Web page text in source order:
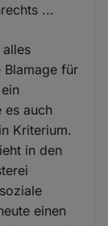
...
Blamage für
es auch
Kriterium.
in den
einen